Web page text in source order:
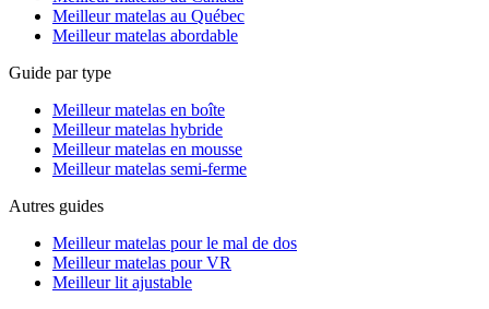
Meilleur matelas au Québec
Meilleur matelas abordable
Guide par type
Meilleur matelas en boîte
Meilleur matelas hybride
Meilleur matelas en mousse
Meilleur matelas semi-ferme
Autres guides
Meilleur matelas pour le mal de dos
Meilleur matelas pour VR
Meilleur lit ajustable